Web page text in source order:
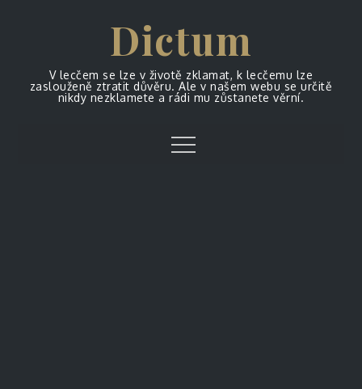
Dictum
V lecčem se lze v životě zklamat, k lecčemu lze
zaslouženě ztratit důvěru. Ale v našem webu se určitě
nikdy nezklamete a rádi mu zůstanete věrní.
Menu